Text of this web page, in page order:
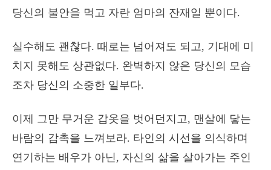
당신의 불안을 먹고 자란 엄마의 잔재일 뿐이다.
실수해도 괜찮다. 때로는 넘어져도 되고, 기대에 미
치지 못해도 상관없다. 완벽하지 않은 당신의 모습
조차 당신의 소중한 일부다.
이제 그만 무거운 갑옷을 벗어던지고, 맨살에 닿는
바람의 감촉을 느껴보라. 타인의 시선을 의식하며
연기하는 배우가 아닌, 자신의 삶을 살아가는 주인